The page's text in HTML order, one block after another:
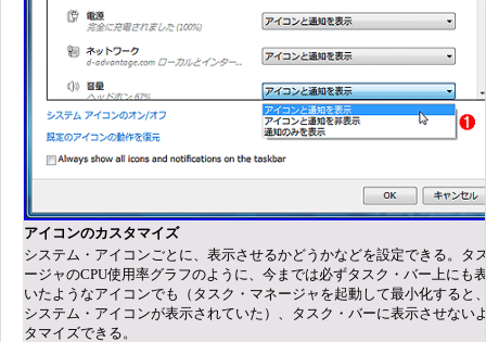
アイコンのカスタマイズ
システム・アイコンごとに、表示させるかどうかなどを設定できる。タ
ージャのCPU使用率グラフのように、今までは必ずタスク・バー上にも
いたようなアイコンでも（タスク・マネージャを起動して最小化すると
システム・アイコンが表示されていた）、タスク・バーに表示させない
タマイズできる。